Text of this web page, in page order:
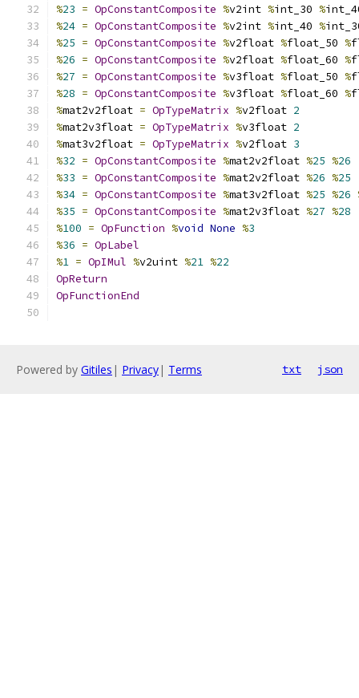
%23 = OpConstantComposite %v2int %int_30 %
%24 = OpConstantComposite %v2int %int_40 %
%25 = OpConstantComposite %v2float %float_50 %
%26 = OpConstantComposite %v2float %float_60 %
%27 = OpConstantComposite %v3float %float_50 %
%28 = OpConstantComposite %v3float %float_60 %
%mat2v2float = OpTypeMatrix %v2float 2
%mat2v3float = OpTypeMatrix %v3float 2
%mat3v2float = OpTypeMatrix %v2float 3
%32 = OpConstantComposite %mat2v2float %25 %26
%33 = OpConstantComposite %mat2v2float %26 %25
%34 = OpConstantComposite %mat3v2float %25 %26
%35 = OpConstantComposite %mat2v3float %27 %28
%100 = OpFunction %void None %3
%36 = OpLabel
%1 = OpIMul %v2uint %21 %22
OpReturn
OpFunctionEnd
Powered by Gitiles | Privacy| Terms txt json